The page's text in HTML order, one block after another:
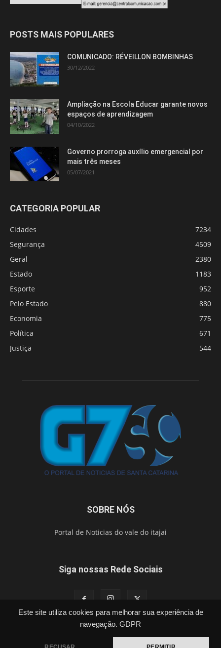
Este site utiliza cookies para melhorar sua experiência de
navegação. GDPR
POSTS MAIS POPULARES
COMUNICADO: RÉVEILLON BOMBINHAS
30/12/2022
Ampliação na Escola Educar garante novos
espaços de aprendizagem
04/10/2022
Governo prorroga auxílio emergencial por
mais três meses
05/07/2021
CATEGORIA POPULAR
Cidades
7234
Segurança
4509
Geral
2380
Estado
1183
Esporte
952
Pelo Estado
880
Economia
775
Política
671
Justiça
544
SOBRE NÓS
Portal de Noticias do vale do itajai
Siga nossas Rede Sociais
Esporte Brasil
Vídeos